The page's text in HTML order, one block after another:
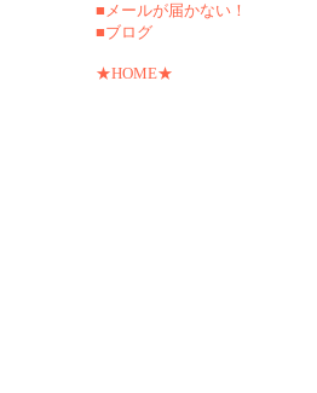
■メールが届かない！
■ブログ
★HOME★